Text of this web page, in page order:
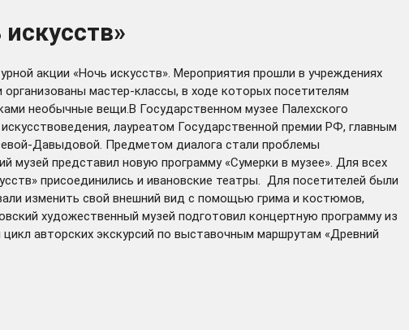
акции «Ночь искусств». Мероприятия прошли в учреждениях
мастер-классы, в ходе которых посетителям
необычные вещи.В Государственном музее Палехского
лауреатом Государственной премии РФ, главным
Давыдовой. Предметом диалога стали проблемы
музей представил новую программу «Сумерки в музее». Для всех
присоединились и ивановские театры. Для посетителей были
изменить свой внешний вид с помощью грима и костюмов,
художественный музей подготовил концертную программу из
авторских экскурсий по выставочным маршрутам «Древний